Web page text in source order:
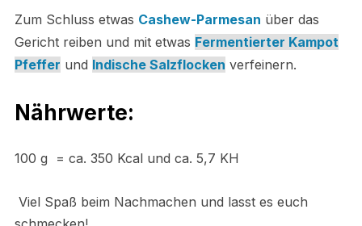
Zum Schluss etwas Cashew-Parmesan über das
Gericht reiben und mit etwas Fermentierter Kampot
Pfeffer und Indische Salzflocken verfeinern.
Nährwerte:
100 g = ca. 350 Kcal und ca. 5,7 KH
Viel Spaß beim Nachmachen und lasst es euch